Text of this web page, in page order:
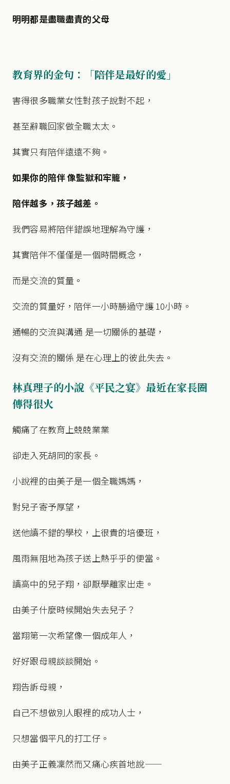
明明都是盡職盡責的父母
教育界的金句：「陪伴是最好的愛」
害得很多職業女性對孩子說對不起，
甚至辭職回家做全職太太。
其實只有陪伴遠遠不夠。
如果你的陪伴 像監獄和牢籠，
陪伴越多，孩子越差。
我們容易將陪伴錯誤地理解為守護，
其實陪伴不僅僅是一個時間概念，
而是交流的質量。
交流的質量好，陪伴一小時勝過守護 10小時。
通暢的交流與溝通 是一切關係的基礎，
沒有交流的關係 是在心理上的彼此失去。
林真理子的小說《平民之宴》最近在家長圈
傳得很火
觸痛了在教育上兢兢業業
卻走入死胡同的家長。
小說裡的由美子是一個全職媽媽，
對兒子寄予厚望，
送他讀不錯的學校，上很貴的培優班，
風雨無阻地為孩子送上熱乎乎的便當。
讀高中的兒子翔，卻厭學離家出走。
由美子什麼時候開始失去兒子？
當翔第一次希望像一個成年人，
好好跟母親談談開始。
翔告訴母親，
自己不想做別人眼裡的成功人士，
只想當個平凡的打工仔。
由美子正義凜然而又痛心疾首地說——